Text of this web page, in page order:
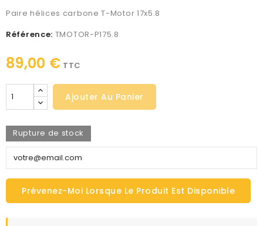
Paire hélices carbone T-Motor 17x5.8
Référence: TMOTOR-P175.8
89,00 € TTC
Ajouter Au Panier
Rupture de stock
Prévenez-Moi Lorsque Le Produit Est Disponible